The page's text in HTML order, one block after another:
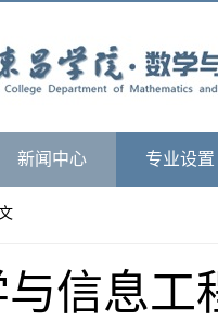
新闻中心 专业设置
与信息工